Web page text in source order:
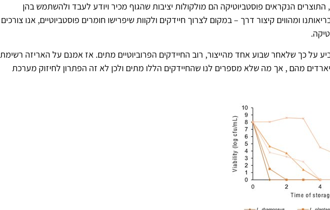
התוצרים הנקראים פוסטביוטיקה הם מולקולות יציבות שהגוף מכיר ויודע לעבד ולהשתמש בהן
ומהווים קיצור דרך – במקום לצרוך חיידקים ולקוות שיפרישו חומרים פוסטביוטיים, אנו צורכים
על כך שלאחר שבוע אחד מהייצור, רוב החיידקים הפרוביוטיים מתים. אז אמנם על האריזה רשימת
מהם , אך מה שלא מספרים לנו שהחיידקים הללו מתים ולכן לא זה הפתרון לחיזוק מערכת